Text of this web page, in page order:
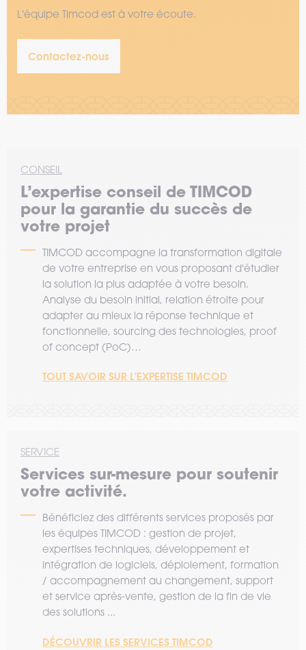
L'équipe Timcod est à votre écoute.
Contactez-nous
CONSEIL
L’expertise conseil de TIMCOD
pour la garantie du succès de
votre projet
TIMCOD accompagne la transformation digitale
de votre entreprise en vous proposant d'étudier
la solution la plus adaptée à votre besoin.
Analyse du besoin initial, relation étroite pour
adapter au mieux la réponse technique et
fonctionnelle, sourcing des technologies, proof
of concept (PoC)…
TOUT SAVOIR SUR L'EXPERTISE TIMCOD
SERVICE
Services sur-mesure pour soutenir
votre activité.
Bénéficiez des différents services proposés par
les équipes TIMCOD : gestion de projet,
expertises techniques, développement et
intégration de logiciels, déploiement, formation
/ accompagnement au changement, support
et service après-vente, gestion de la fin de vie
des solutions ...
DÉCOUVRIR LES SERVICES TIMCOD